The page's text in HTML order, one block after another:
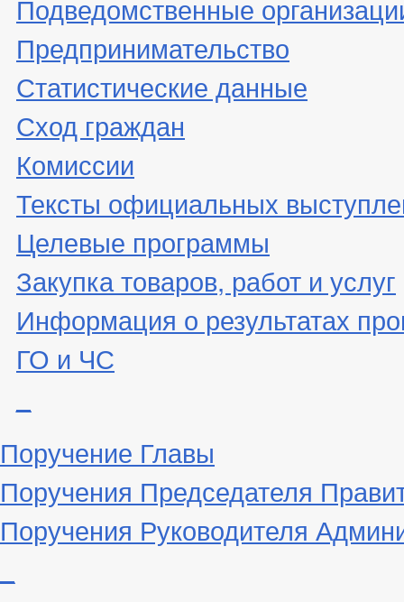
Подведомственные
Предпринимательство
Статистические данные
Сход граждан
Комиссии
Тексты официальных
Целевые программы
Закупка товаров, работ и услуг
Информация о результатах
ГО и ЧС
Поручение Главы
Поручения Председателя
Поручения Руководителя